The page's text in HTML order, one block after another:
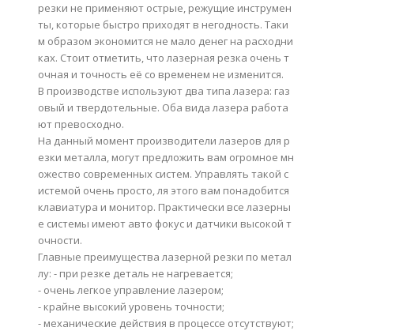
резки не применяют острые, режущие инструмен
ты, которые быстро приходят в негодность. Таки
м образом экономится не мало денег на расходни
ках. Стоит отметить, что лазерная резка очень т
очная и точность её со временем не изменится.
В производстве используют два типа лазера: газ
овый и твердотельные. Оба вида лазера работа
ют превосходно.
На данный момент производители лазеров для р
езки металла, могут предложить вам огромное мн
ожество современных систем. Управлять такой с
истемой очень просто, ля этого вам понадобится
клавиатура и монитор. Практически все лазерны
е системы имеют авто фокус и датчики высокой т
очности.
Главные преимущества лазерной резки по метал
лу: - при резке деталь не нагревается;
- очень легкое управление лазером;
- крайне высокий уровень точности;
- механические действия в процессе отсутствуют;